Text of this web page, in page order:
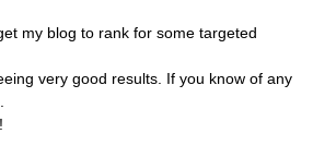
my blog to rank for some targeted
very good results. If you know of any